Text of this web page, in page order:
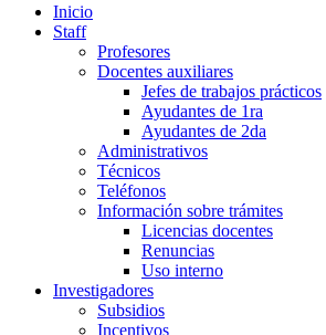
Inicio
Staff
Profesores
Docentes auxiliares
Jefes de trabajos prácticos
Ayudantes de 1ra
Ayudantes de 2da
Administrativos
Técnicos
Teléfonos
Información sobre trámites
Licencias docentes
Renuncias
Uso interno
Investigadores
Subsidios
Incentivos